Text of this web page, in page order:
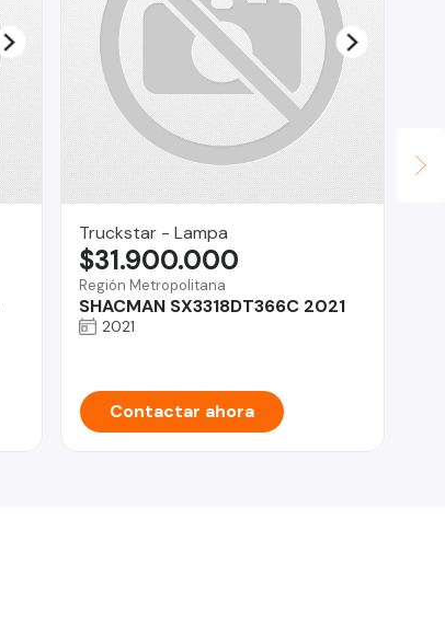
Truckstar - Lampa
Región Metropolitana
SHACMAN SX3318DT366C 2021
$31.900.000
2021
Contactar ahora